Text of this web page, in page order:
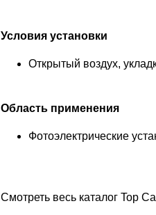
Условия установки
Открытый воздух,
Область применения
Фотоэлектрические
Смотреть весь каталог Top